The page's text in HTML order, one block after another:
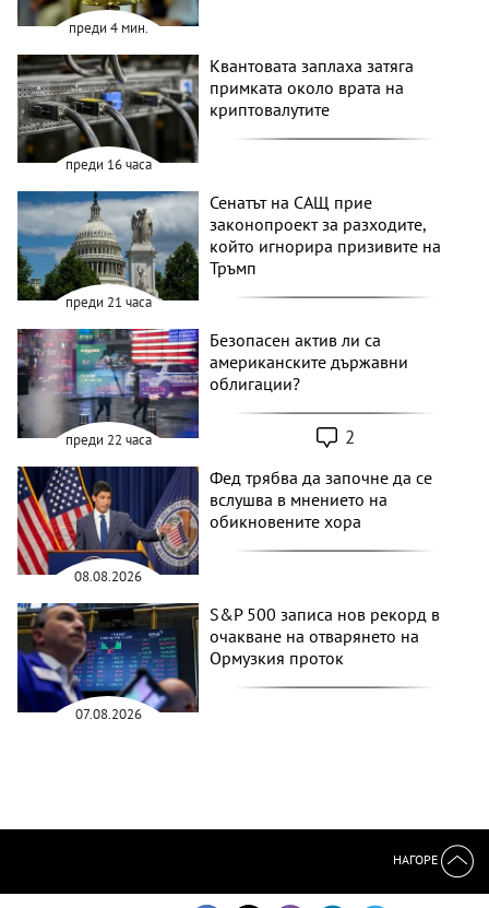
преди 4 мин.
преди 16 часа
Квантовата заплаха затяга
примката около врата на
криптовалутите
преди 21 часа
Сенатът на САЩ прие
законопроект за разходите,
който игнорира призивите на
Тръмп
преди 22 часа
Безопасен актив ли са
американските държавни
облигации?
2
08.08.2026
Фед трябва да започне да се
вслушва в мнението на
обикновените хора
07.08.2026
S&P 500 записа нов рекорд в
очакване на отварянето на
Ормузкия проток
НАГОРЕ